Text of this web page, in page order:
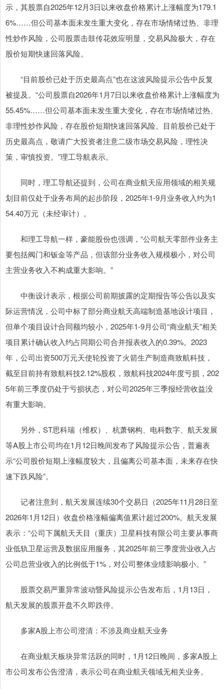
示，其股票自2025年12月3日以来收盘价格累计上涨幅度为179.1
6%……但公司基本面未发生重大变化，存在市场情绪过热、非理
性炒作风险，公司股票击鼓传花效应明显，交易风险极大，存在
股价短期快速回落风险。
“目前股价已处于历史最高点”也在这波风险提示公告中反复
被提及。“公司股票自2026年1月7日以来收盘价格累计上涨幅度为
55.45%……但公司基本面未发生重大变化，存在市场情绪过热、
非理性炒作风险，存在股价短期快速回落风险。目前股价已处于
历史最高点，敬请广大投资者注意二级市场交易风险，理性决
策，审慎投资。”理工导航表示。
同时，理工导航还提到，公司在商业航天应用领域的相关规
划目前仅处于业务布局的起步阶段，2025年1-9月业务收入约为1
54.40万元（未经审计）。
和理工导航一样，豪能股份也强调，“公司航天零部件业务主
要包括阀门和钣金等产品，但该部分业务收入规模极小，对公司
主营业务收入不构成重大影响。”
中衡设计表示，根据公司前期披露的定期报告等公告以及实
际运营情况，公司中标了部分商业航天高端制造基地设计项目，
但单个项目设计合同额均较小，2025年1-9月公司“商业航天”相关
项目累计确认收入约占同期公司合并报表收入的0.39%。2023
年，公司出资500万元天使轮投资了火箭生产制造商致航科技，
截至目前持有致航科技2.12%股权，致航科技2024年度亏损，202
5年前三季度仍处于亏损状态，对公司2025年三季报经营收益没
有重大影响。
另外，ST思科瑞（维权）、杭萧钢构、电科数字、航天发展
等A股上市公司均在1月12日晚间发布了风险提示公告，普遍表
示“公司股价短期上涨幅度较大，且偏离公司基本面，未来存在快
速下跌风险”。
记者注意到，航天发展连续30个交易日（2025年11月28日至
2026年1月12日）收盘价格涨幅偏离值累计超过200%。航天发展
表示：“公司下属航天天目（重庆）卫星科技有限公司主要从事商
业低轨卫星运营及数据应用服务，其2025年前三季度营业收入占
公司总营业收入的比例低于1%，对公司整体业绩影响极小。”
股票交易严重异常波动暨风险提示公告发布后，1月13日，
航天发展的股票开盘不久即跌停。
多家A股上市公司澄清：不涉及商业航天业务
在商业航天板块异常活跃的同时，1月12日晚间，多家A股上
市公司发布公告澄清，表示公司在商业航天领域无相关业务。